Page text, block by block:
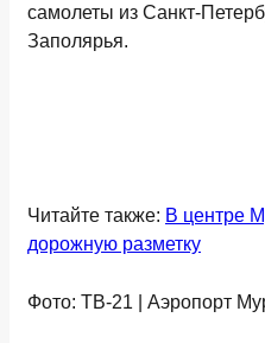
самолеты из Санкт-
Заполярья.
Читайте также: В центре
дорожную разметку
Фото: ТВ-21 | Аэропорт